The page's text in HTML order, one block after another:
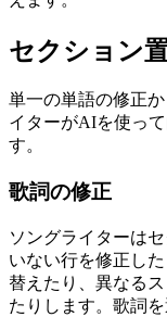
セクション
単一の単語の修正
イターがAIを使っ
す。
歌詞の修正
ソングライターは
いない行を修正し
替えたり、異なる
たりします。歌詞